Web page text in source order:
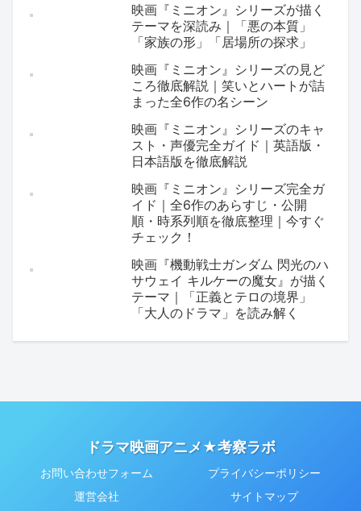
映画『ミニオン』シリーズが描く
テーマを深読み｜「悪の本質」
「家族の形」「居場所の探求」
映画『ミニオン』シリーズの見ど
ころ徹底解説｜笑いとハートが詰
まった全6作の名シーン
映画『ミニオン』シリーズのキャ
スト・声優完全ガイド｜英語版・
日本語版を徹底解説
映画『ミニオン』シリーズ完全ガ
イド｜全6作のあらすじ・公開
順・時系列順を徹底整理｜今すぐ
チェック！
映画『機動戦士ガンダム 閃光のハ
サウェイ キルケーの魔女』が描く
テーマ｜「正義とテロの境界」
「大人のドラマ」を読み解く
ドラマ映画アニメ★考察ラボ
お問い合わせフォーム
プライバシーポリシー
運営会社
サイトマップ